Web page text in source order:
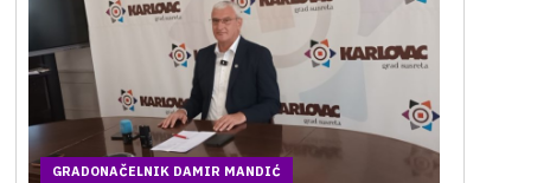
GRADONAČELNIK DAMIR MANDIĆ